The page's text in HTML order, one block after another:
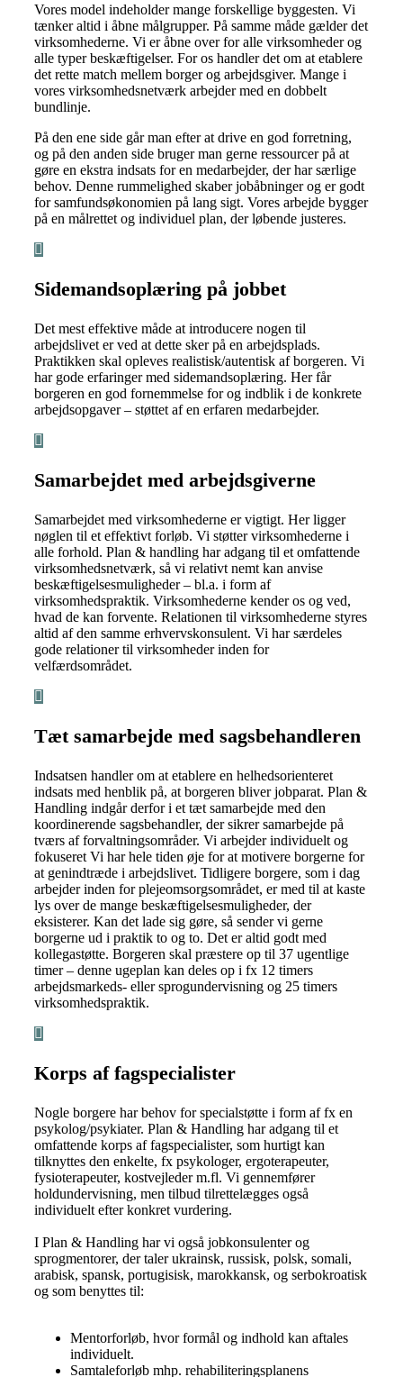
Vores model indeholder mange forskellige byggesten. Vi
tænker altid i åbne målgrupper. På samme måde gælder det
virksomhederne. Vi er åbne over for alle virksomheder og
alle typer beskæftigelser. For os handler det om at etablere
det rette match mellem borger og arbejdsgiver. Mange i
vores virksomhedsnetværk arbejder med en dobbelt
bundlinje.
På den ene side går man efter at drive en god forretning,
og på den anden side bruger man gerne ressourcer på at
gøre en ekstra indsats for en medarbejder, der har særlige
behov. Denne rummelighed skaber jobåbninger og er godt
for samfundsøkonomien på lang sigt. Vores arbejde bygger
på en målrettet og individuel plan, der løbende justeres.
Sidemandsoplæring på jobbet
Det mest effektive måde at introducere nogen til
arbejdslivet er ved at dette sker på en arbejdsplads.
Praktikken skal opleves realistisk/autentisk af borgeren. Vi
har gode erfaringer med sidemandsoplæring. Her får
borgeren en god fornemmelse for og indblik i de konkrete
arbejdsopgaver – støttet af en erfaren medarbejder.
Samarbejdet med arbejdsgiverne
Samarbejdet med virksomhederne er vigtigt. Her ligger
nøglen til et effektivt forløb. Vi støtter virksomhederne i
alle forhold. Plan & handling har adgang til et omfattende
virksomhedsnetværk, så vi relativt nemt kan anvise
beskæftigelsesmuligheder – bl.a. i form af
virksomhedspraktik. Virksomhederne kender os og ved,
hvad de kan forvente. Relationen til virksomhederne styres
altid af den samme erhvervskonsulent. Vi har særdeles
gode relationer til virksomheder inden for
velfærdsområdet.
Tæt samarbejde med sagsbehandleren
Indsatsen handler om at etablere en helhedsorienteret
indsats med henblik på, at borgeren bliver jobparat. Plan &
Handling indgår derfor i et tæt samarbejde med den
koordinerende sagsbehandler, der sikrer samarbejde på
tværs af forvaltningsområder. Vi arbejder individuelt og
fokuseret Vi har hele tiden øje for at motivere borgerne for
at genindtræde i arbejdslivet. Tidligere borgere, som i dag
arbejder inden for plejeomsorgsområdet, er med til at kaste
lys over de mange beskæftigelsesmuligheder, der
eksisterer. Kan det lade sig gøre, så sender vi gerne
borgerne ud i praktik to og to. Det er altid godt med
kollegastøtte. Borgeren skal præstere op til 37 ugentlige
timer – denne ugeplan kan deles op i fx 12 timers
arbejdsmarkeds- eller sprogundervisning og 25 timers
virksomhedspraktik.
Korps af fagspecialister
Nogle borgere har behov for specialstøtte i form af fx en
psykolog/psykiater. Plan & Handling har adgang til et
omfattende korps af fagspecialister, som hurtigt kan
tilknyttes den enkelte, fx psykologer, ergoterapeuter,
fysioterapeuter, kostvejleder m.fl. Vi gennemfører
holdundervisning, men tilbud tilrettelægges også
individuelt efter konkret vurdering.
I Plan & Handling har vi også jobkonsulenter og
sprogmentorer, der taler ukrainsk, russisk, polsk, somali,
arabisk, spansk, portugisisk, marokkansk, og serbokroatisk
og som benyttes til:
Mentorforløb, hvor formål og indhold kan aftales
individuelt.
Samtaleforløb mhp. rehabiliteringsplanens